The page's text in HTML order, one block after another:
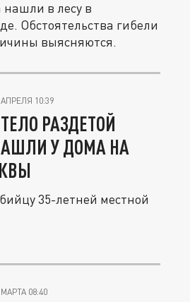
в лесу в
Обстоятельства гибели
выясняются.
АПРЕЛЯ 10:39
РАЗДЕТОЙ
У ДОМА НА
35-летней местной
МАРТА 08:40